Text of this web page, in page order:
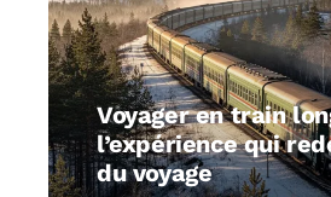
Voyager en train
l’expérience qui
du voyage